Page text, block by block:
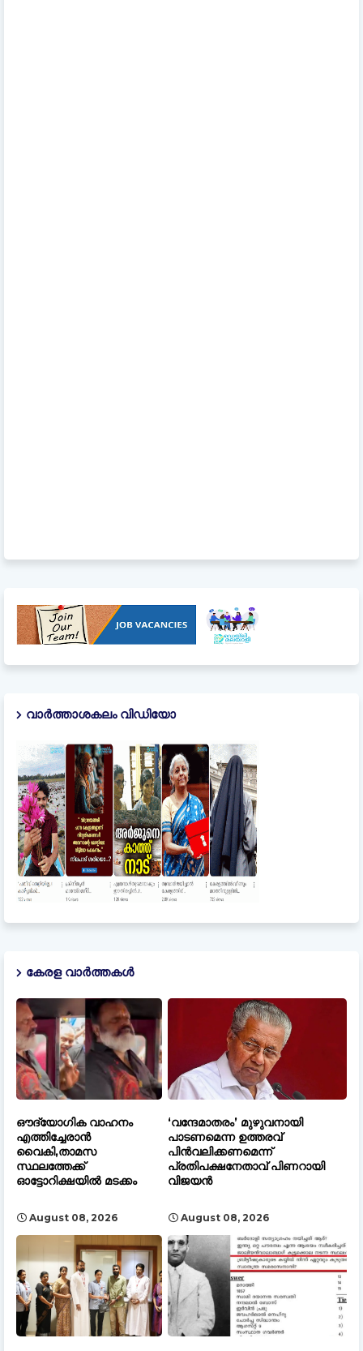
വാർത്താശകലം വിഡിയോ
കേരള വാർത്തകൾ
ഔദ്യോഗിക വാഹനം
എത്തിച്ചേരാൻ
വൈകി,താമസ
സ്ഥലത്തേക്ക്
ഓട്ടോറിക്ഷയിൽ മടക്കം
August 08, 2026
‘വന്ദേമാതരം’ മുഴുവനായി
പാടണമെന്ന ഉത്തരവ്
പിൻവലിക്കണമെന്ന്
പ്രതിപക്ഷനേതാവ് പിണറായി
വിജയൻ
August 08, 2026